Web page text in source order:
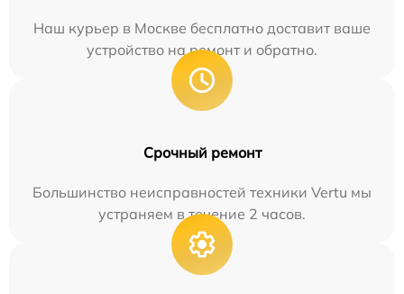
Наш курьер в Москве бесплатно доставит ваше
устройство на ремонт и обратно.
Срочный ремонт
Большинство неисправностей техники Vertu мы
устраняем в течение 2 часов.